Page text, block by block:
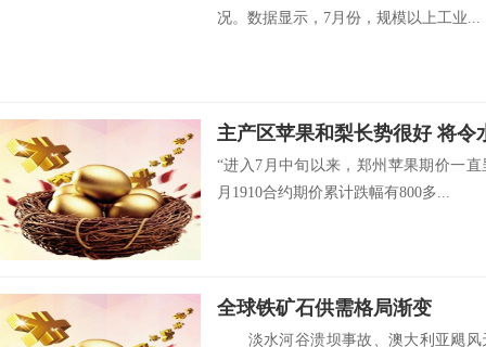
况。数据显示，7月份，规模以上工业...
主产区苹果和梨长势很好 将令
“进入7月中旬以来，郑州苹果期价一
月1910合约期价累计跌幅有800多...
全球铁矿石供需格局渐变
淡水河谷溃坝事故、澳大利亚飓风